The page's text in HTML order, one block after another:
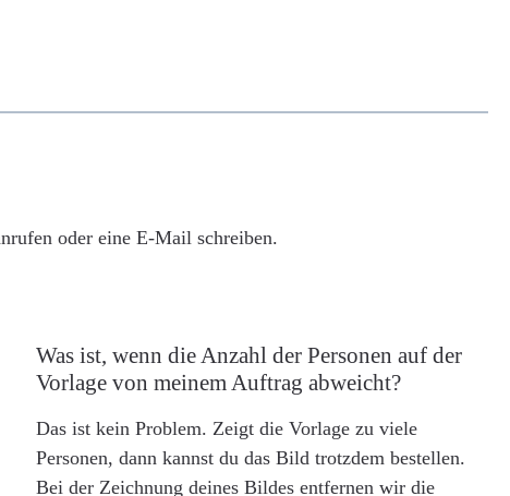
oder eine E-Mail schreiben.
Was ist, wenn die Anzahl der Personen auf der
Vorlage von meinem Auftrag abweicht?
Das ist kein Problem. Zeigt die Vorlage zu viele
Personen, dann kannst du das Bild trotzdem bestellen.
Bei der Zeichnung deines Bildes entfernen wir die